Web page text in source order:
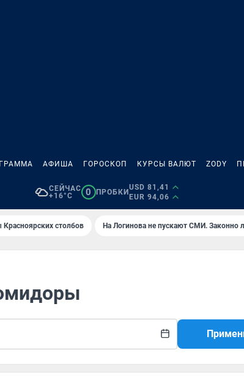
АФИША ГОРОСКОП КУРСЫ ВАЛЮТ ZODY
СЕЙЧАС
+16°C
0 ПРОБКИ
USD 81,41
EUR 94,06
столбов На Логинова не пускают СМИ. Законно